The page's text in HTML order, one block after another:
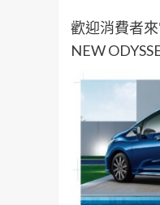
歡迎消費者
NEW